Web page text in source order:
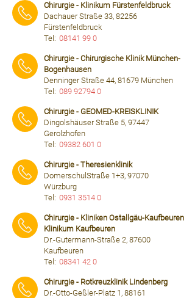
Chirurgie - Klinikum Fürstenfeldbruck
Dachauer Straße 33, 82256
Fürstenfeldbruck
Tel: 08141 99 0
Chirurgie - Chirurgische Klinik München-
Bogenhausen
Denninger Straße 44, 81679 München
Tel: 089 92794 0
Chirurgie - GEOMED-KREISKLINIK
Dingolshäuser Straße 5, 97447
Gerolzhofen
Tel: 09382 601 0
Chirurgie - Theresienklinik
DomerschulStraße 1+3, 97070
Würzburg
Tel: 0931 3514 0
Chirurgie - Kliniken Ostallgäu-Kaufbeuren
Klinikum Kaufbeuren
Dr.-Gutermann-Straße 2, 87600
Kaufbeuren
Tel: 08341 42 0
Chirurgie - Rotkreuzklinik Lindenberg
Dr.-Otto-Geßler-Platz 1, 88161